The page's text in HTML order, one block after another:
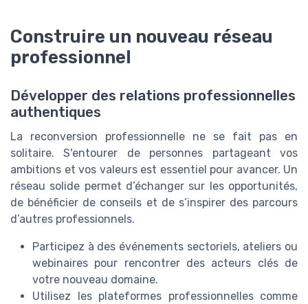
Construire un nouveau réseau
professionnel
Développer des relations professionnelles
authentiques
La reconversion professionnelle ne se fait pas en
solitaire. S'entourer de personnes partageant vos
ambitions et vos valeurs est essentiel pour avancer. Un
réseau solide permet d’échanger sur les opportunités,
de bénéficier de conseils et de s’inspirer des parcours
d’autres professionnels.
Participez à des événements sectoriels, ateliers ou
webinaires pour rencontrer des acteurs clés de
votre nouveau domaine.
Utilisez les plateformes professionnelles comme